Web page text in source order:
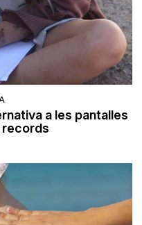
a les pantalles